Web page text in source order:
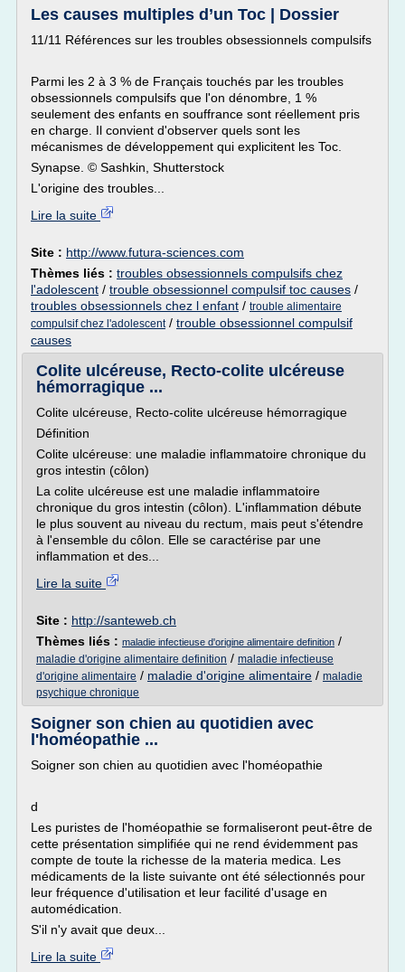
Les causes multiples d’un Toc | Dossier
11/11 Références sur les troubles obsessionnels compulsifs
Parmi les 2 à 3 % de Français touchés par les troubles
obsessionnels compulsifs que l'on dénombre, 1 %
seulement des enfants en souffrance sont réellement pris
en charge. Il convient d'observer quels sont les
mécanismes de développement qui explicitent les Toc.
Synapse. © Sashkin, Shutterstock
L'origine des troubles...
Lire la suite
Site : http://www.futura-sciences.com
Thèmes liés : troubles obsessionnels compulsifs chez
l'adolescent / trouble obsessionnel compulsif toc causes /
troubles obsessionnels chez l enfant / trouble alimentaire
compulsif chez l'adolescent/ trouble obsessionnel compulsif
causes
Colite ulcéreuse, Recto-colite ulcéreuse
hémorragique ...
Colite ulcéreuse, Recto-colite ulcéreuse hémorragique
Définition
Colite ulcéreuse: une maladie inflammatoire chronique du
gros intestin (côlon)
La colite ulcéreuse est une maladie inflammatoire
chronique du gros intestin (côlon). L'inflammation débute
le plus souvent au niveau du rectum, mais peut s'étendre
à l'ensemble du côlon. Elle se caractérise par une
inflammation et des...
Lire la suite
Site : http://santeweb.ch
Thèmes liés : maladie infectieuse d'origine alimentaire definition /
maladie d'origine alimentaire definition / maladie infectieuse
d'origine alimentaire / maladie d'origine alimentaire / maladie
psychique chronique
Soigner son chien au quotidien avec
l'homéopathie ...
Soigner son chien au quotidien avec l'homéopathie
d
Les puristes de l'homéopathie se formaliseront peut-être de
cette présentation simplifiée qui ne rend évidemment pas
compte de toute la richesse de la materia medica. Les
médicaments de la liste suivante ont été sélectionnés pour
leur fréquence d'utilisation et leur facilité d'usage en
automédication.
S'il n'y avait que deux...
Lire la suite